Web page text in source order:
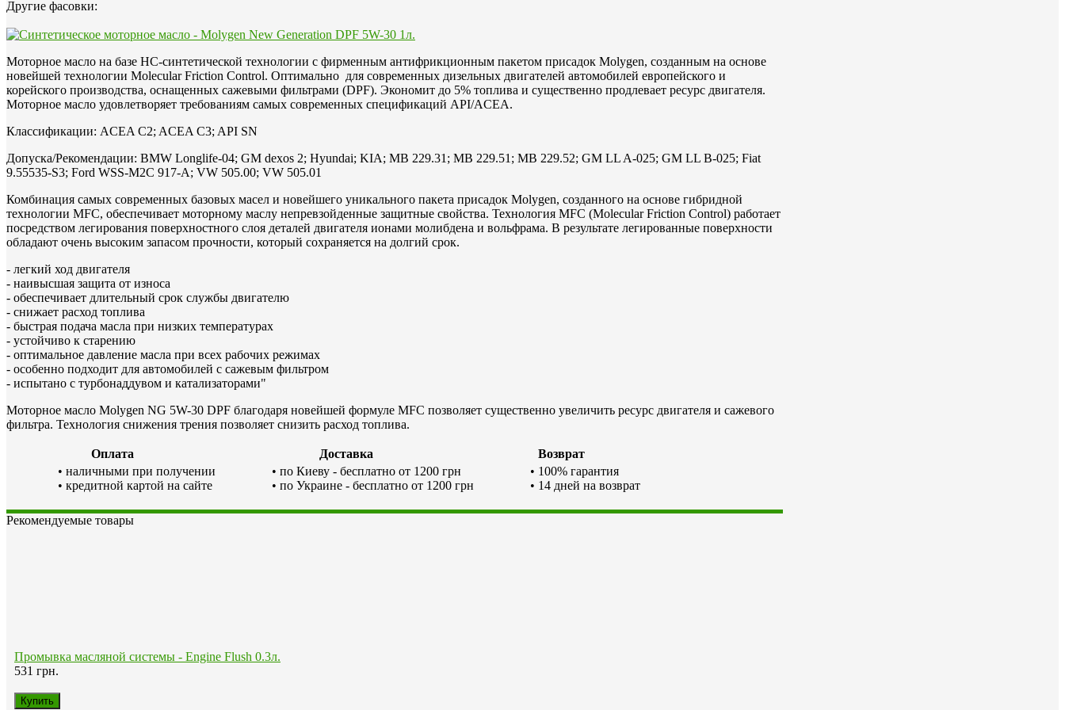
Другие фасовки:
Моторное масло на базе HC-синтетической технологии с фирменным антифрикционным пакетом присадок Molygen, созданным на основе
новейшей технологии Molecular Friction Control. Оптимально для современных дизельных двигателей автомобилей европейского и
корейского производства, оснащенных сажевыми фильтрами (DPF). Экономит до 5% топлива и существенно продлевает ресурс двигателя.
Моторное масло удовлетворяет требованиям самых современных спецификаций API/ACEA.
Классификации: ACEA C2; ACEA C3; API SN
Допуска/Рекомендации: BMW Longlife-04; GM dexos 2; Hyundai; KIA; MB 229.31; MB 229.51; MB 229.52; GM LL A-025; GM LL B-025; Fiat
9.55535-S3; Ford WSS-M2C 917-A; VW 505.00; VW 505.01
Комбинация самых современных базовых масел и новейшего уникального пакета присадок Molygen, созданного на основе гибридной
технологии MFC, обеспечивает моторному маслу непревзойденные защитные свойства. Технология MFC (Molecular Friction Control) работает
посредством легирования поверхностного слоя деталей двигателя ионами молибдена и вольфрама. В результате легированные поверхности
обладают очень высоким запасом прочности, который сохраняется на долгий срок.
- легкий ход двигателя
- наивысшая защита от износа
- обеспечивает длительный срок службы двигателю
- снижает расход топлива
- быстрая подача масла при низких температурах
- устойчиво к старению
- оптимальное давление масла при всех рабочих режимах
- особенно подходит для автомобилей с сажевым фильтром
- испытано с турбонаддувом и катализаторами"
Моторное масло Molygen NG 5W-30 DPF благодаря новейшей формуле MFC позволяет существенно увеличить ресурс двигателя и сажевого
фильтра. Технология снижения трения позволяет снизить расход топлива.
Оплата Доставка
Возврат
• наличными при получении
• кредитной картой на сайте
• по Киеву - бесплатно от 1200 грн
• по Украине - бесплатно от 1200 грн
• 100% гарантия
• 14 дней на возврат
Рекомендуемые товары
759 грн.